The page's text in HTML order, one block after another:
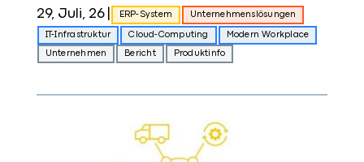
29, Juli, 26 ERP-System Unternehmenslösungen
IT-Infrastruktur Cloud-Computing Modern Workplace
Unternehmen Bericht Produktinfo